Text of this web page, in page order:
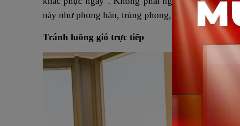
này như phong hàn, trúng phong, phong sang,
Tránh luồng gió trực tiếp